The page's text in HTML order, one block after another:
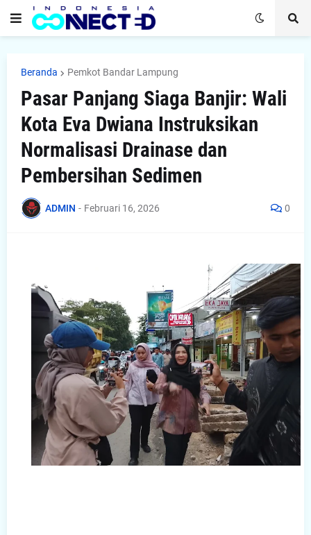
Beranda Pemkot Bandar Lampung
Pasar Panjang Siaga Banjir: Wali
Kota Eva Dwiana Instruksikan
Normalisasi Drainase dan
Pembersihan Sedimen
ADMIN - Februari 16, 2026 0